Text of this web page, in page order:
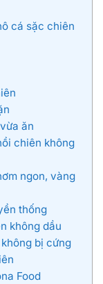
cá sặc chiên
ăn
chiên không
ngon, vàng
thống
không dầu
bị cứng
Food